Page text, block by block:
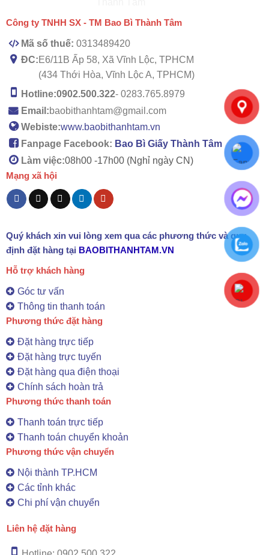
Công ty TNHH SX - TM Bao Bì Thành Tâm
Mã số thuế: 0313489420
ĐC:E6/11B Ấp 58, Xã Vĩnh Lộc, TPHCM
(434 Thới Hòa, Vĩnh Lộc A, TPHCM)
Hotline:0902.500.322- 0283.765.8979
Email:baobithanhtam@gmail.com
Webiste:www.baobithanhtam.vn
Fanpage Facebook: Bao Bì Giấy Thành Tâm
Làm việc:08h00 -17h00 (Nghỉ ngày CN)
Mạng xã hội
Quý khách xin vui lòng xem qua các phương thức và quy
định đặt hàng tại BAOBITHANHTAM.VN
Hỗ trợ khách hàng
Góc tư vấn
Thông tin thanh toán
Phương thức đặt hàng
Đặt hàng trực tiếp
Đặt hàng trực tuyến
Đặt hàng qua điện thoại
Chính sách hoàn trả
Phương thức thanh toán
Thanh toán trực tiếp
Thanh toán chuyển khoản
Phương thức vận chuyển
Nội thành TP.HCM
Các tỉnh khác
Chi phí vận chuyển
Liên hệ đặt hàng